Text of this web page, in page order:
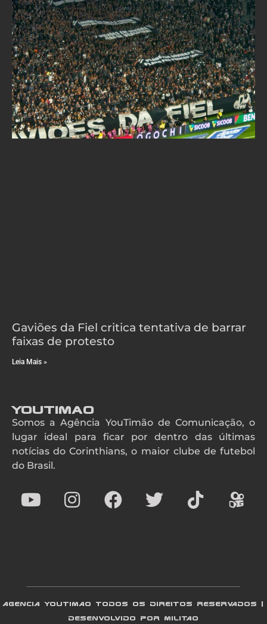
Gaviões da Fiel critica tentativa de barrar
faixas de protesto
Leia Mais »
YouTimao
Somos a Agência YouTimão de Comunicação, o
lugar ideal para ficar por dentro das últimas
notícias do Corinthians, o maior clube de futebol
do Brasil.
AGENCIA YOUTIMAO TODOS OS DIREITOS RESERVADOS |
DESENVOLVIDO POR MILITAO